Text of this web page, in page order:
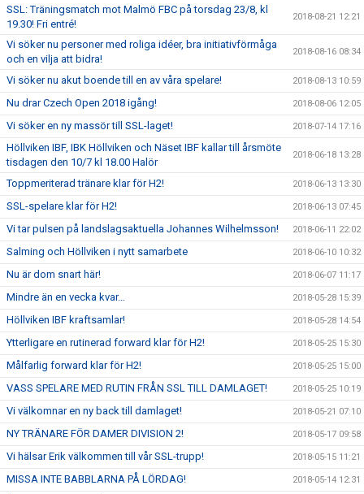
SSL: Träningsmatch mot Malmö FBC på torsdag 23/8, kl
19.30! Fri entré!
2018-08-21 12:21
Vi söker nu personer med roliga idéer, bra initiativförmåga
och en vilja att bidra!
2018-08-16 08:34
Vi söker nu akut boende till en av våra spelare! 2018-08-13 10:59
Nu drar Czech Open 2018 igång! 2018-08-06 12:05
Vi söker en ny massör till SSL-laget! 2018-07-14 17:16
Höllviken IBF, IBK Höllviken och Näset IBF kallar till årsmöte
tisdagen den 10/7 kl 18.00 Halör
2018-06-18 13:28
Toppmeriterad tränare klar för H2! 2018-06-13 13:30
SSL-spelare klar för H2! 2018-06-13 07:45
Vi tar pulsen på landslagsaktuella Johannes Wilhelmsson! 2018-06-11 22:02
Salming och Höllviken i nytt samarbete 2018-06-10 10:32
Nu är dom snart här! 2018-06-07 11:17
Mindre än en vecka kvar… 2018-05-28 15:39
Höllviken IBF kraftsamlar! 2018-05-28 14:54
Ytterligare en rutinerad forward klar för H2! 2018-05-25 15:30
Målfarlig forward klar för H2! 2018-05-25 15:00
VASS SPELARE MED RUTIN FRÅN SSL TILL DAMLAGET! 2018-05-25 10:19
Vi välkomnar en ny back till damlaget! 2018-05-21 07:10
NY TRÄNARE FÖR DAMER DIVISION 2! 2018-05-17 09:58
Vi hälsar Erik välkommen till vår SSL-trupp! 2018-05-15 11:21
MISSA INTE BABBLARNA PÅ LÖRDAG! 2018-05-14 12:31